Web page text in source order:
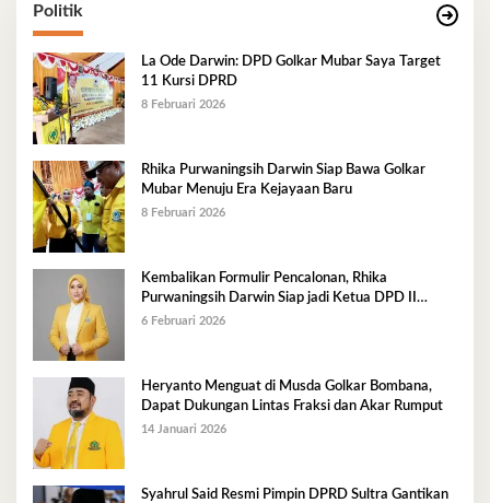
Politik
La Ode Darwin: DPD Golkar Mubar Saya Target
11 Kursi DPRD
8 Februari 2026
Rhika Purwaningsih Darwin Siap Bawa Golkar
Mubar Menuju Era Kejayaan Baru
8 Februari 2026
Kembalikan Formulir Pencalonan, Rhika
Purwaningsih Darwin Siap jadi Ketua DPD II
Golkar Mubar
6 Februari 2026
Heryanto Menguat di Musda Golkar Bombana,
Dapat Dukungan Lintas Fraksi dan Akar Rumput
14 Januari 2026
Syahrul Said Resmi Pimpin DPRD Sultra Gantikan